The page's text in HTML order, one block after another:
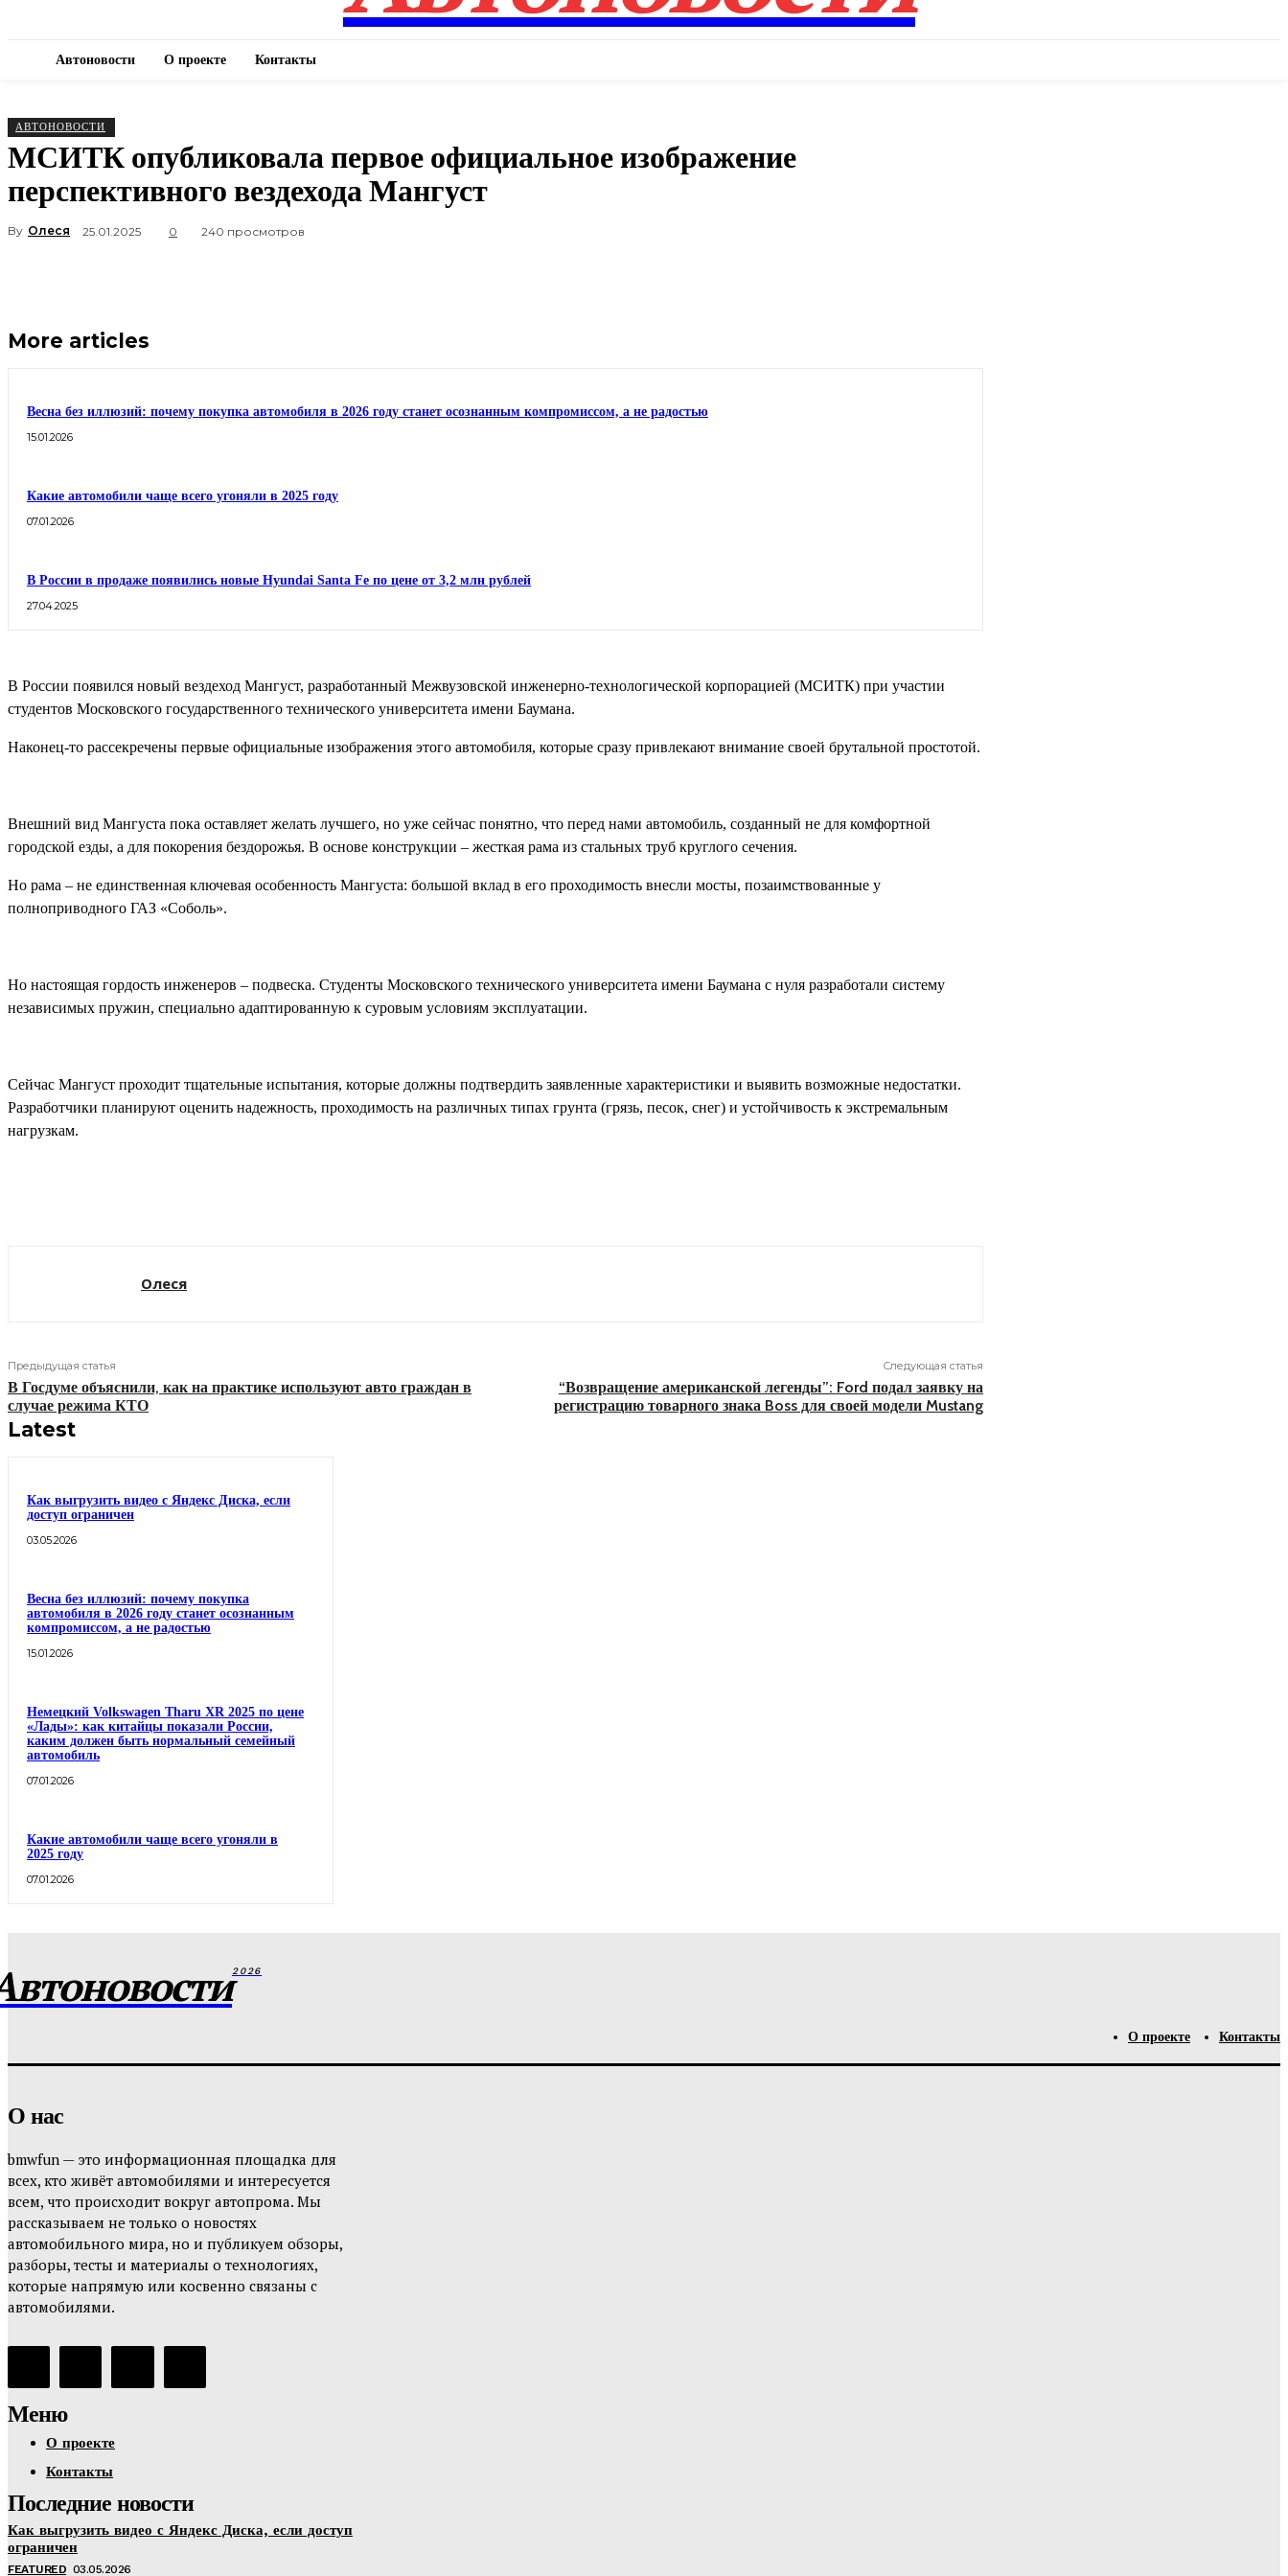
Автоновости О проекте Контакты
АВТОНОВОСТИ
МСИТК опубликовала первое официальное изображение
перспективного вездехода Мангуст
By Олеся 25.01.2025 0 240 просмотров
More articles
Весна без иллюзий: почему покупка автомобиля в 2026 году станет осознанным компромиссом, а не радостью
15.01.2026
Какие автомобили чаще всего угоняли в 2025 году
07.01.2026
В России в продаже появились новые Hyundai Santa Fe по цене от 3,2 млн рублей
27.04.2025
В России появился новый вездеход Мангуст, разработанный Межвузовской инженерно-технологической корпорацией (МСИТК) при участии
студентов Московского государственного технического университета имени Баумана.
Наконец-то рассекречены первые официальные изображения этого автомобиля, которые сразу привлекают внимание своей брутальной простотой.
Внешний вид Мангуста пока оставляет желать лучшего, но уже сейчас понятно, что перед нами автомобиль, созданный не для комфортной
городской езды, а для покорения бездорожья. В основе конструкции – жесткая рама из стальных труб круглого сечения.
Но рама – не единственная ключевая особенность Мангуста: большой вклад в его проходимость внесли мосты, позаимствованные у
полноприводного ГАЗ «Соболь».
Но настоящая гордость инженеров – подвеска. Студенты Московского технического университета имени Баумана с нуля разработали систему
независимых пружин, специально адаптированную к суровым условиям эксплуатации.
Сейчас Мангуст проходит тщательные испытания, которые должны подтвердить заявленные характеристики и выявить возможные недостатки.
Разработчики планируют оценить надежность, проходимость на различных типах грунта (грязь, песок, снег) и устойчивость к экстремальным
нагрузкам.
Олеся
Предыдущая статья
В Госдуме объяснили, как на практике используют авто граждан в
случае режима КТО
Следующая статья
“Возвращение американской легенды”: Ford подал заявку на
регистрацию товарного знака Boss для своей модели Mustang
Latest
Как выгрузить видео с Яндекс Диска, если
доступ ограничен
03.05.2026
Весна без иллюзий: почему покупка
автомобиля в 2026 году станет осознанным
компромиссом, а не радостью
15.01.2026
Немецкий Volkswagen Tharu XR 2025 по цене
«Лады»: как китайцы показали России,
каким должен быть нормальный семейный
автомобиль
07.01.2026
Какие автомобили чаще всего угоняли в
2025 году
07.01.2026
2026
О проекте Контакты
О нас
bmwfun — это информационная площадка для
всех, кто живёт автомобилями и интересуется
всем, что происходит вокруг автопрома. Мы
рассказываем не только о новостях
автомобильного мира, но и публикуем обзоры,
разборы, тесты и материалы о технологиях,
которые напрямую или косвенно связаны с
автомобилями.
Меню
О проекте
Контакты
Последние новости
Как выгрузить видео с Яндекс Диска, если доступ
ограничен
FEATURED 03.05.2026